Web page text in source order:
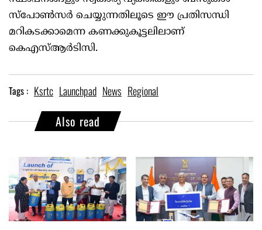
സ്പോൺസർ ചെയ്യുന്നതിലൂടെ ഈ പ്രതിസന്ധി
മറികടക്കാമെന്ന കണക്കുകൂട്ടലിലാണ്
കെഎസ്ആർടിസി.
Tags : Ksrtc Launchpad News Regional
Also read